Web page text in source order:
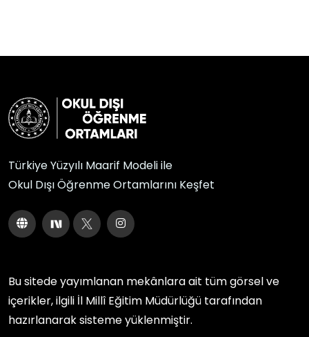
Türkiye Yüzyılı Maarif Modeli ile
Okul Dışı Öğrenme Ortamlarını Keşfet
Bu sitede yayımlanan mekânlara ait tüm görsel ve
içerikler, ilgili İl Millî Eğitim Müdürlüğü tarafından
hazırlanarak sisteme yüklenmiştir.